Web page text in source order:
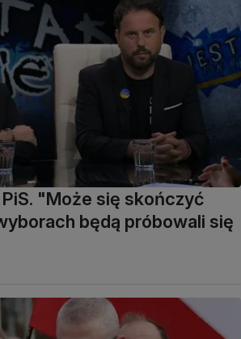
PiS. "Może się skończyć
będą próbowali się